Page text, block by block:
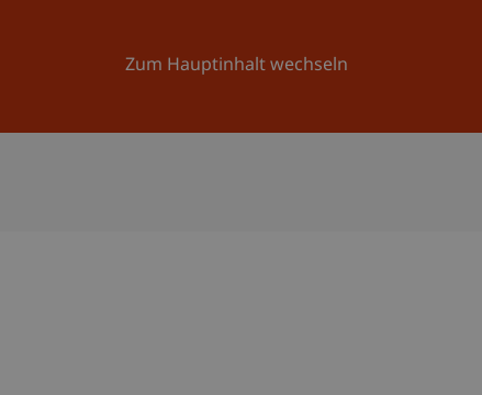
Zum Hauptinhalt wechseln
Universität Aktuelles